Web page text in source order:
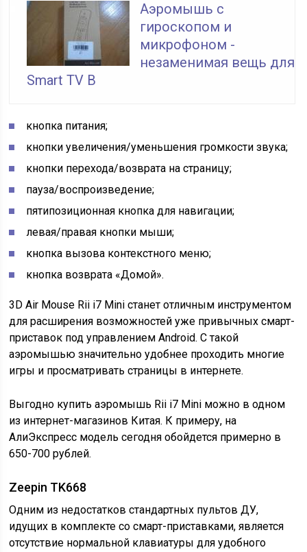
Аэромышь с
гироскопом и
микрофоном -
незаменимая вещь для
Smart TV В
кнопка питания;
кнопки увеличения/уменьшения громкости звука;
кнопки перехода/возврата на страницу;
пауза/воспроизведение;
пятипозиционная кнопка для навигации;
левая/правая кнопки мыши;
кнопка вызова контекстного меню;
кнопка возврата «Домой».
3D Air Mouse Rii i7 Mini станет отличным инструментом
для расширения возможностей уже привычных смарт-
приставок под управлением Android. С такой
аэромышью значительно удобнее проходить многие
игры и просматривать страницы в интернете.
Выгодно купить аэромышь Rii i7 Mini можно в одном
из интернет-магазинов Китая. К примеру, на
АлиЭкспресс модель сегодня обойдется примерно в
650-700 рублей.
Zeepin TK668
Одним из недостатков стандартных пультов ДУ,
идущих в комплекте со смарт-приставками, является
отсутствие нормальной клавиатуры для удобного